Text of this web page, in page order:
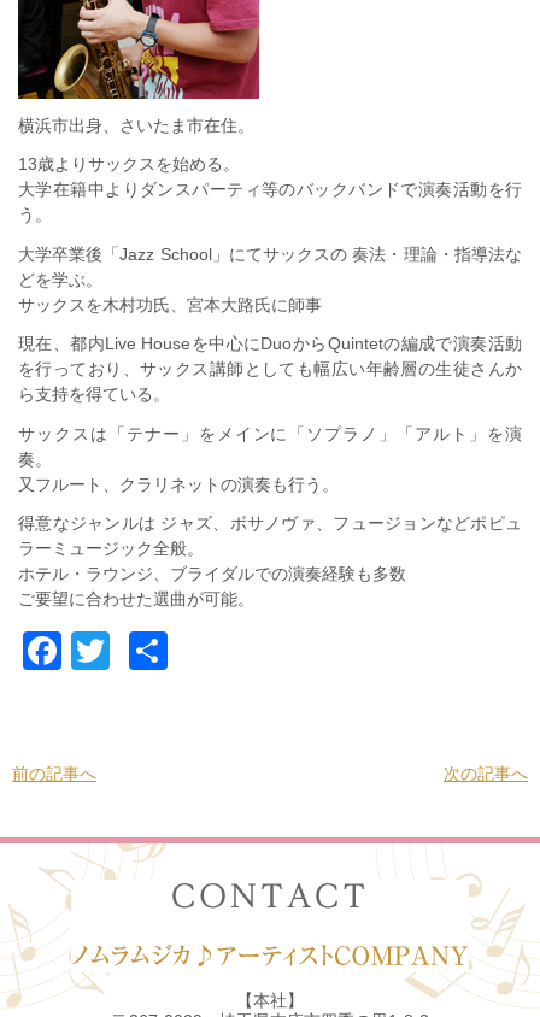
横浜市出身、さいたま市在住。
13歳よりサックスを始める。
大学在籍中よりダンスパーティ等のバックバンドで演奏活動を行
う。
大学卒業後「Jazz School」にてサックスの 奏法・理論・指導法な
どを学ぶ。
サックスを木村功氏、宮本大路氏に師事
現在、都内Live Houseを中心にDuoからQuintetの編成で演奏活動
を行っており、サックス講師としても幅広い年齢層の生徒さんか
ら支持を得ている。
サックスは「テナー」をメインに「ソプラノ」「アルト」を演
奏。
又フルート、クラリネットの演奏も行う。
得意なジャンルは ジャズ、ボサノヴァ、フュージョンなどポピュ
ラーミュージック全般。
ホテル・ラウンジ、ブライダルでの演奏経験も多数
ご要望に合わせた選曲が可能。
Facebook
Twitter
前の記事へ 次の記事へ
【本社】